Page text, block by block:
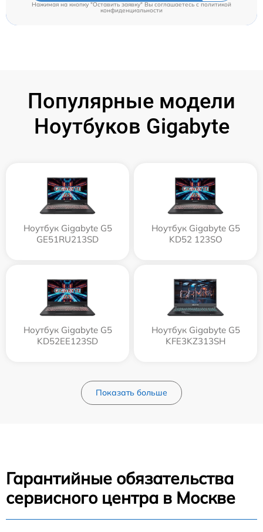
Нажимая на кнопку "Оставить заявку" Вы соглашаетесь c политикой
конфиденциальности
Популярные модели
Ноутбуков Gigabyte
Ноутбук Gigabyte G5
GE51RU213SD
Ноутбук Gigabyte G5
KD52 123SO
Ноутбук Gigabyte G5
KD52EE123SD
Ноутбук Gigabyte G5
KFE3KZ313SH
Показать больше
Гарантийные обязательства
сервисного центра в Москве